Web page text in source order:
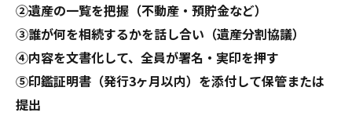
②遺産の一覧を把握（不動産・預貯金など）
③誰が何を相続するかを話し合い（遺産分割協議）
④内容を文書化して、全員が署名・実印を押す
⑤印鑑証明書（発行3ヶ月以内）を添付して保管または
提出